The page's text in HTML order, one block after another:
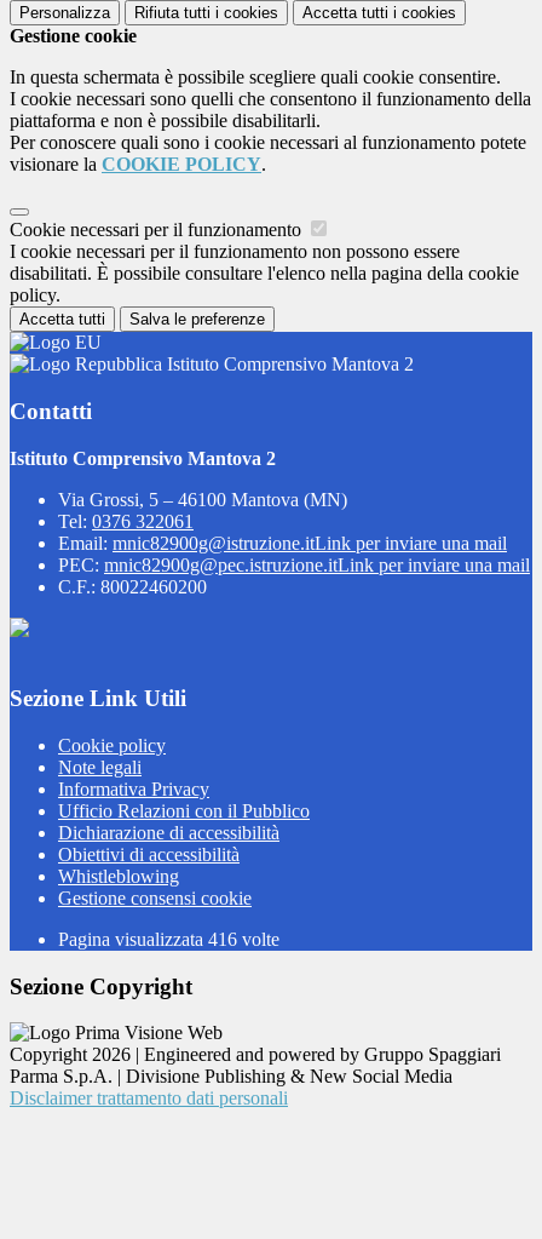
Personalizza Rifiuta tutti i cookies Accetta tutti i cookies
Gestione cookie
In questa schermata è possibile scegliere quali cookie consentire.
I cookie necessari sono quelli che consentono il funzionamento della
piattaforma e non è possibile disabilitarli.
Per conoscere quali sono i cookie necessari al funzionamento potete
visionare la COOKIE POLICY.
Cookie necessari per il funzionamento
I cookie necessari per il funzionamento non possono essere
disabilitati. È possibile consultare l'elenco nella pagina della cookie
policy.
Accetta tutti Salva le preferenze
Istituto Comprensivo Mantova 2
Contatti
Istituto Comprensivo Mantova 2
Via Grossi, 5 – 46100 Mantova (MN)
Tel: 0376 322061
Email: mnic82900g@istruzione.itLink per inviare una mail
PEC: mnic82900g@pec.istruzione.itLink per inviare una mail
C.F.: 80022460200
Sezione Link Utili
Cookie policy
Note legali
Informativa Privacy
Ufficio Relazioni con il Pubblico
Dichiarazione di accessibilità
Obiettivi di accessibilità
Whistleblowing
Gestione consensi cookie
Pagina visualizzata 416 volte
Sezione Copyright
Copyright 2026 | Engineered and powered by Gruppo Spaggiari
Parma S.p.A. | Divisione Publishing & New Social Media
Disclaimer trattamento dati personali